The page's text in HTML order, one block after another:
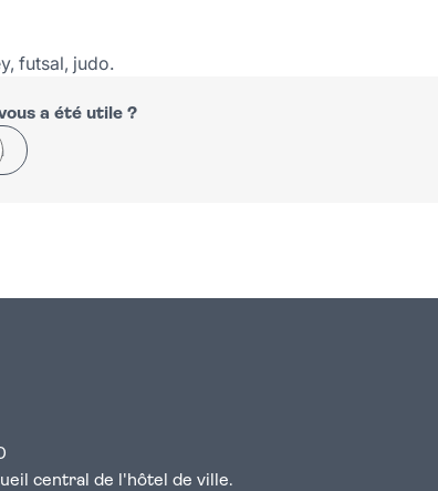
futsal, judo.
a été utile ?
courriel
central de l'hôtel de ville.